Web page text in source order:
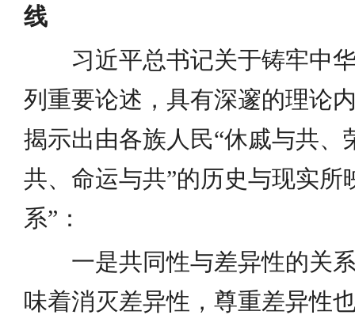
线
习近平总书记关于铸牢中
列重要论述，具有深邃的理论
揭示出由各族人民“休戚与共、
共、命运与共”的历史与现实所
系”：
一是共同性与差异性的关
味着消灭差异性，尊重差异性